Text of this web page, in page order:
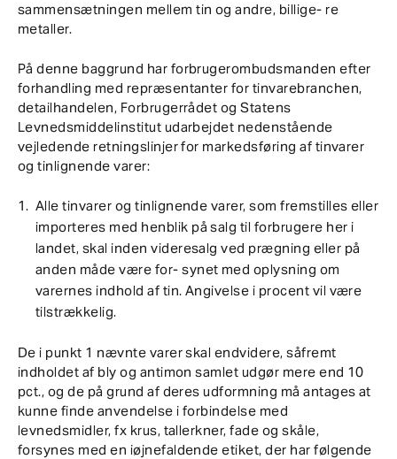
sammensætningen mellem tin og andre, billige- re
metaller.
På denne baggrund har forbrugerombudsmanden efter
forhandling med repræsentanter for tinvarebranchen,
detailhandelen, Forbrugerrådet og Statens
Levnedsmiddelinstitut udarbejdet nedenstående
vejledende retningslinjer for markedsføring af tinvarer
og tinlignende varer:
Alle tinvarer og tinlignende varer, som fremstilles eller
importeres med henblik på salg til forbrugere her i
landet, skal inden videresalg ved prægning eller på
anden måde være for- synet med oplysning om
varernes indhold af tin. Angivelse i procent vil være
tilstrækkelig.
De i punkt 1 nævnte varer skal endvidere, såfremt
indholdet af bly og antimon samlet udgør mere end 10
pct., og de på grund af deres udformning må antages at
kunne finde anvendelse i forbindelse med
levnedsmidler, fx krus, tallerkner, fade og skåle,
forsynes med en iøjnefaldende etiket, der har følgende